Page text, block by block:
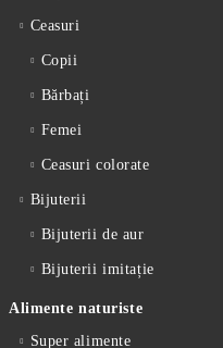
Ceasuri
Copii
Bărbați
Femei
Ceasuri colorate
Bijuterii
Bijuterii de aur
Bijuterii imitație
Alimente naturiste
Super alimente